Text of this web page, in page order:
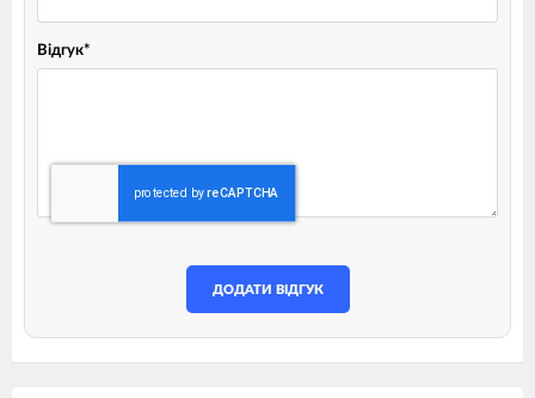
Відгук*
ДОДАТИ ВІДГУК